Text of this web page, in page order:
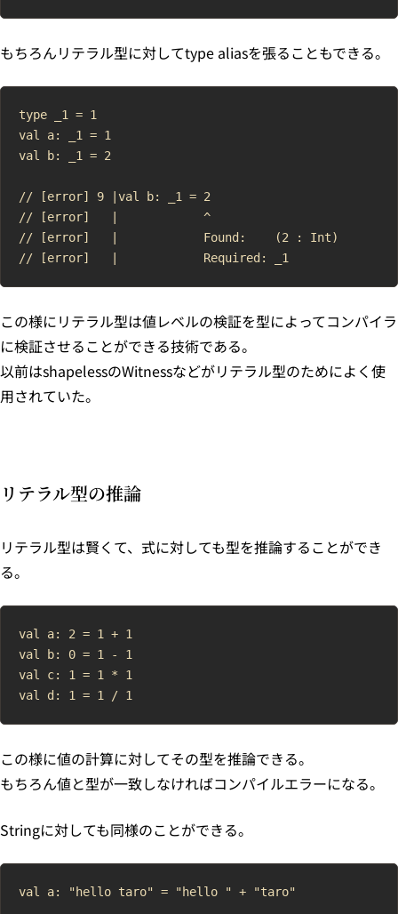
もちろんリテラル型に対してtype aliasを張ることもできる。
type _1 = 1
val a: _1 = 1
val b: _1 = 2
// [error] 9 |val b: _1 = 2
// [error]   |            ^
// [error]   |            Found:    (2 : Int)
この様にリテラル型は値レベルの検証を型によってコンパイラ
に検証させることができる技術である。
以前はshapelessのWitnessなどがリテラル型のためによく使
用されていた。
リテラル型の推論
リテラル型は賢くて、式に対しても型を推論することができ
る。
val a: 2 = 1 + 1
val b: 0 = 1 - 1
val c: 1 = 1 * 1
この様に値の計算に対してその型を推論できる。
もちろん値と型が一致しなければコンパイルエラーになる。
Stringに対しても同様のことができる。